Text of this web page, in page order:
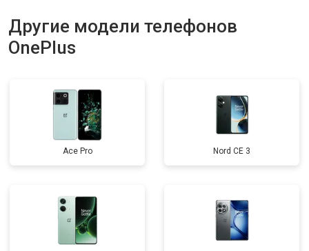
Другие модели телефонов
OnePlus
Ace Pro Nord CE 3